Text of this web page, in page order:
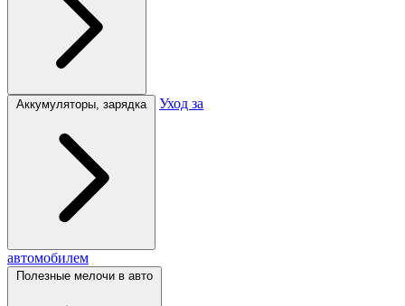
Аккумуляторы, зарядка Уход за
автомобилем
Полезные мелочи в авто